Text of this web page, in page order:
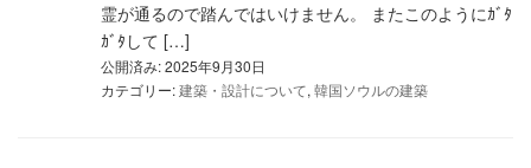
霊が通るので踏んではいけません。 またこのようにｶﾞﾀ
ｶﾞﾀして […]
公開済み: 2025年9月30日
カテゴリー:建築・設計について, 韓国ソウルの建築